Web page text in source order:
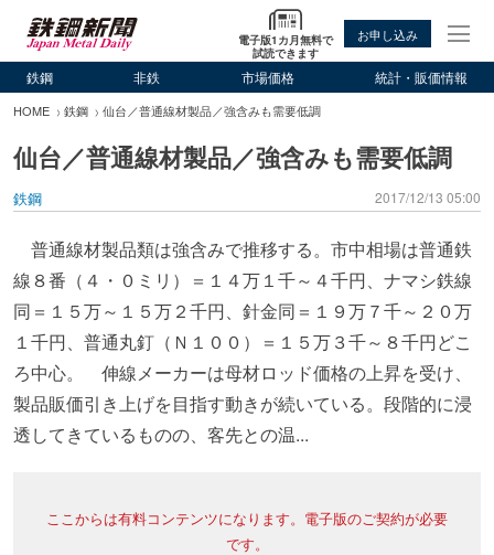
電子版1カ月無料で
試読できます
お申し込み
鉄鋼 非鉄 市場価格 統計・販価情報
HOME 鉄鋼 仙台／普通線材製品／強含みも需要低調
仙台／普通線材製品／強含みも需要低調
鉄鋼 2017/12/13 05:00
普通線材製品類は強含みで推移する。市中相場は普通鉄
線８番（４・０ミリ）＝１４万１千～４千円、ナマシ鉄線
同＝１５万～１５万２千円、針金同＝１９万７千～２０万
１千円、普通丸釘（Ｎ１００）＝１５万３千～８千円どこ
ろ中心。 伸線メーカーは母材ロッド価格の上昇を受け、
製品販価引き上げを目指す動きが続いている。段階的に浸
透してきているものの、客先との温...
ここからは有料コンテンツになります。電子版のご契約が必要
です。